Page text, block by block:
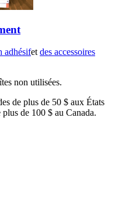
adhésifetdes accessoires
non utilisées.
de plus de 50 $ aux États
de 100 $ au Canada.